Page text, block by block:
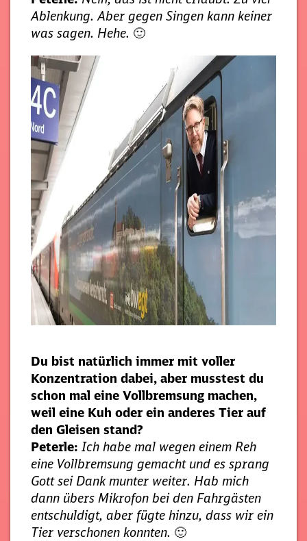
Ablenkung. Aber gegen Singen kann keiner
was sagen. Hehe. 🙂
Du bist natürlich immer mit voller
Konzentration dabei, aber musstest du
schon mal eine Vollbremsung machen,
weil eine Kuh oder ein anderes Tier auf
den Gleisen stand?
Peterle: Ich habe mal wegen einem Reh
eine Vollbremsung gemacht und es sprang
Gott sei Dank munter weiter. Hab mich
dann übers Mikrofon bei den Fahrgästen
entschuldigt, aber fügte hinzu, dass wir ein
Tier verschonen konnten. 🙂